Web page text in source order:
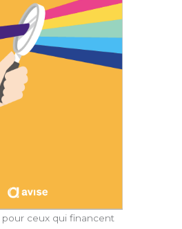
pour ceux qui financent